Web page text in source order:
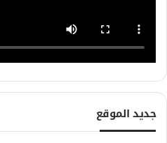
جديد الموقع